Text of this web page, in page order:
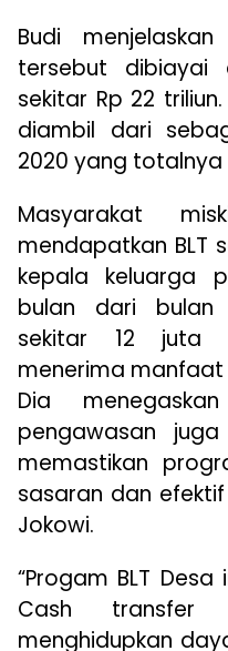
Budi
tersebut dibiayai
sekitar Rp 22
diambil dari
2020 yang totalnya
Masyarakat
mendapatkan BLT
kepala keluarga
bulan dari bulan
sekitar 12 juta
menerima
Dia
pengawasan
memastikan
sasaran dan
Jokowi.
“Progam BLT
Cash transfer
menghidupkan